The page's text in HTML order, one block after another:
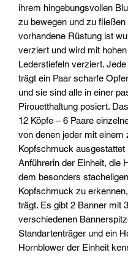
ihrem hingebungsvollen
zu bewegen und zu fließen
vorhandene Rüstung ist
verziert und wird mit hohen
Lederstiefeln verziert.
trägt ein Paar scharfe
und sie sind alle in einer
Pirouetthaltung posiert.
12 Köpfe – 6 Paare
von denen jeder mit einem
Kopfschmuck ausgestattet
Anführerin der Einheit, die
dem besonders stacheligen
Kopfschmuck zu
trägt. Es gibt 2 Banner mit 3
verschiedenen
Standartenträger und ein
Hornblower der Einheit